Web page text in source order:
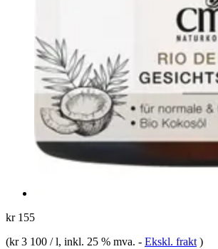
kr 155
(kr 3 100 / l, inkl. 25 % mva. - Ekskl. frakt )